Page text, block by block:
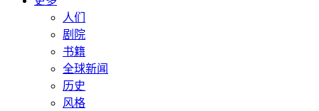
人们
剧院
书籍
全球新闻
历史
风格